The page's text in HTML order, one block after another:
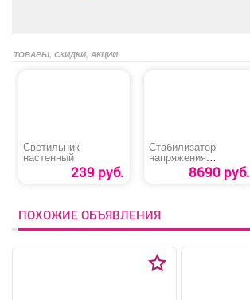
ТОВАРЫ, СКИДКИ, АКЦИИ
Светильник
настенный
239 руб.
Стабилизатор
напряжения
однофазный
«Ресанта АСН8690 руб.
ПОХОЖИЕ ОБЪЯВЛЕНИЯ